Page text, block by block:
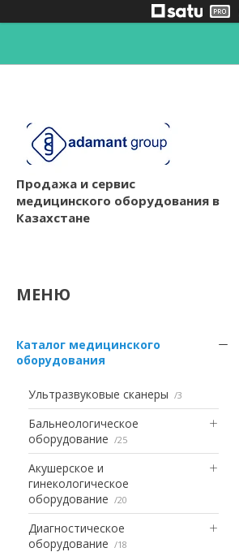
Продажа и сервис
медицинского оборудования в
Казахстане
Каталог медицинского
оборудования
Ультразвуковые сканеры 3
Бальнеологическое
оборудование
25
Акушерское и
гинекологическое
оборудование
20
Диагностическое
оборудование
18